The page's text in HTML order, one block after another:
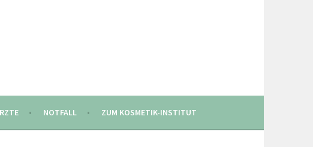
NOTFALL ZUM KOSMETIK-INSTITUT